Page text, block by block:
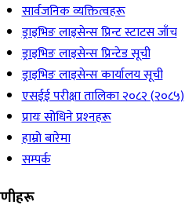
सार्वजनिक व्यक्तित्वहरू
ड्राइभिङ लाइसेन्स प्रिन्ट स्टाटस जाँच
ड्राइभिङ लाइसेन्स प्रिन्टेड सूची
ड्राइभिङ लाइसेन्स कार्यालय सूची
एसईई परीक्षा तालिका २०८२ (२०८५)
प्रायः सोधिने प्रश्‍नहरू
हाम्रो बारेमा
सम्पर्क